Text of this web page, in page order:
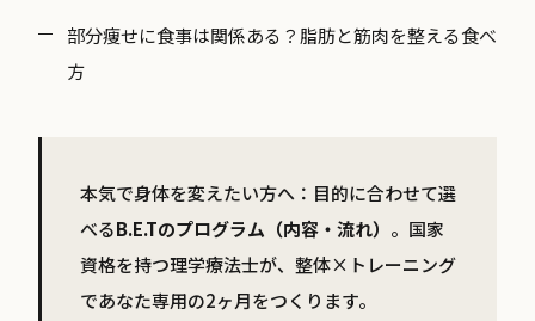
部分痩せに食事は関係ある？脂肪と筋肉を整える食べ
方
本気で身体を変えたい方へ：目的に合わせて選
べるB.E.Tのプログラム（内容・流れ） 。国家
資格を持つ理学療法士が、整体×トレーニング
であなた専用の2ヶ月をつくります。